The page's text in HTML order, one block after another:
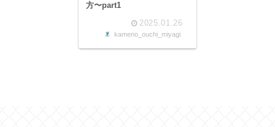
方〜part1
2025.01.26
kameno_ouchi_miyagi